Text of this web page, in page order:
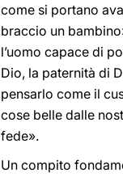
come si portano
braccio un
l’uomo capace di
Dio, la paternità di
pensarlo come il
cose belle dalle
fede».
Un compito